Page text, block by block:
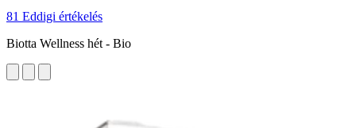
81 Eddigi értékelés
Biotta Wellness hét - Bio